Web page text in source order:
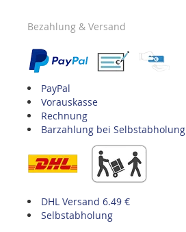
Bezahlung & Versand
PayPal
Vorauskasse
Rechnung
Barzahlung bei Selbstabholung
DHL Versand 6.49 €
Selbstabholung